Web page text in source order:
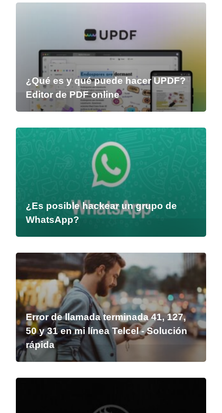
¿Qué es y qué puede hacer UPDF?
Editor de PDF online
¿Es posible hackear un grupo de
WhatsApp?
Error de llamada terminada 41, 127,
50 y 31 en mi línea Telcel - Solución
rápida